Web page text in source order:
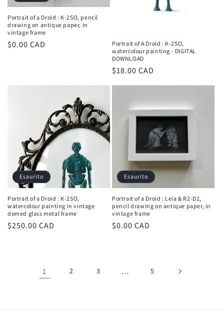
Portrait of a Droid : K-2SO, pencil
drawing on antique paper, in
vintage frame
Prezzo
$0.00 CAD
Portrait of A Droid : K-2SO,
watercolour painting - DIGITAL
DOWNLOAD
Prezzo
$18.00 CAD
Esaurito
Portrait of a Droid : K-2SO,
watercolour painting in vintage
domed glass metal frame
Prezzo
$250.00 CAD
Esaurito
Portrait of a Droid : Leia & R2-D2,
pencil drawing on antique paper, in
vintage frame
Prezzo
$0.00 CAD
1 2 3 … 5